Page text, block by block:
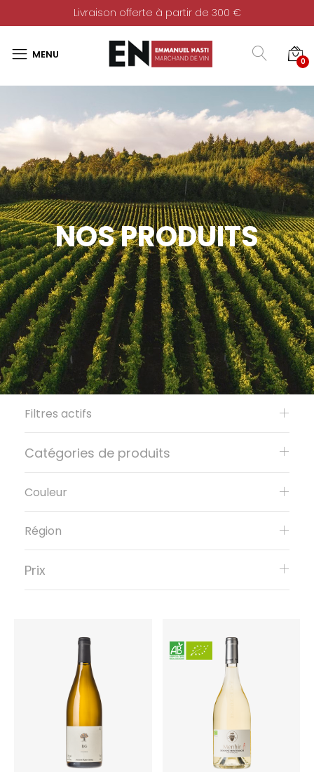
Livraison offerte à partir de 300 €
0
NOS PRODUITS
Filtres actifs
Catégories de produits
Couleur
Région
Prix